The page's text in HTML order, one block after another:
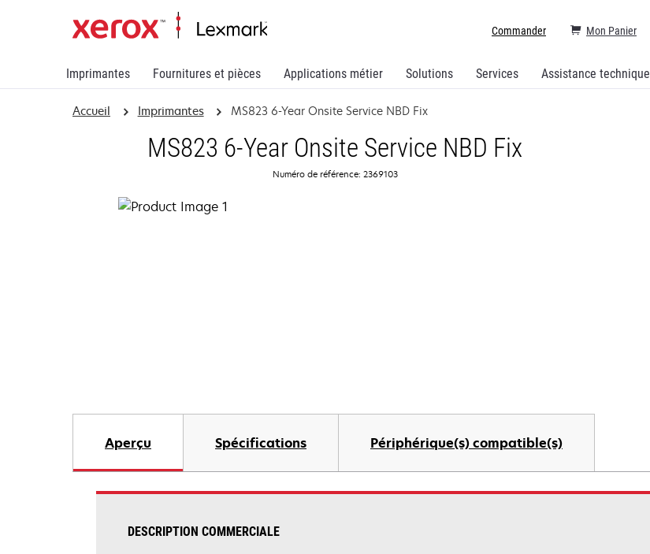
Imprimantes Fournitures et pièces Applications métier Solutions Services Assistance technique
Mon Panier
Commander
Accueil Imprimantes MS823 6-Year Onsite Service NBD Fix
MS823 6-Year Onsite Service NBD Fix
Numéro de référence: 2369103
Aperçu Spécifications Périphérique(s) compatible(s)
DESCRIPTION COMMERCIALE